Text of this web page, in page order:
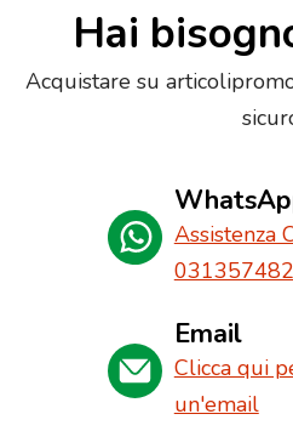
Hai
Acquistare su
Assistenza
Email
Clicca qui
un'email